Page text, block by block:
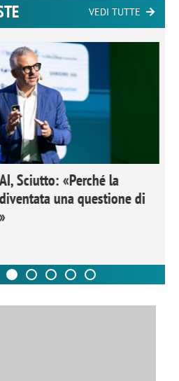
VEDI TUTTE
Sciutto: «Perché la
una questione di